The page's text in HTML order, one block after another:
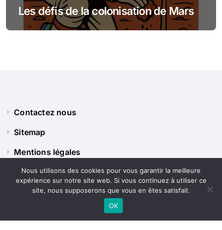
Les défis de la colonisation de Mars
Contactez nous
Sitemap
Mentions légales
Panorama Terre
Explorez le monde sous tous ses angles
Nous utilisons des cookies pour vous garantir la meilleure
expérience sur notre site web. Si vous continuez à utiliser ce
site, nous supposerons que vous en êtes satisfait.
OK